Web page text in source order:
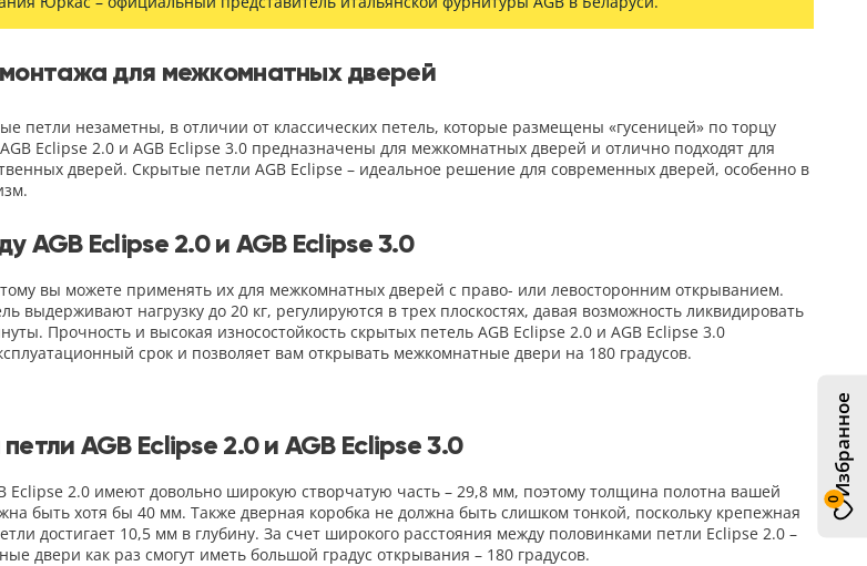
0
Избранное
для межкомнатных дверей
петли незаметны, в отличии от классических петель, которые размещены «гусеницей» по торцу
Eclipse 2.0 и AGB Eclipse 3.0 предназначены для межкомнатных дверей и отлично подходят для
дверей. Скрытые петли AGB Eclipse – идеальное решение для современных дверей, особенно в
AGB Eclipse 2.0 и AGB Eclipse 3.0
вы можете применять их для межкомнатных дверей с право- или левосторонним открыванием.
выдерживают нагрузку до 20 кг, регулируются в трех плоскостях, давая возможность ликвидировать
Прочность и высокая износостойкость скрытых петель AGB Eclipse 2.0 и AGB Eclipse 3.0
срок и позволяет вам открывать межкомнатные двери на 180 градусов.
AGB Eclipse 2.0 и AGB Eclipse 3.0
Eclipse 2.0 имеют довольно широкую створчатую часть – 29,8 мм, поэтому толщина полотна вашей
быть хотя бы 40 мм. Также дверная коробка не должна быть слишком тонкой, поскольку крепежная
достигает 10,5 мм в глубину. За счет широкого расстояния между половинками петли Eclipse 2.0 –
двери как раз смогут иметь большой градус открывания – 180 градусов.